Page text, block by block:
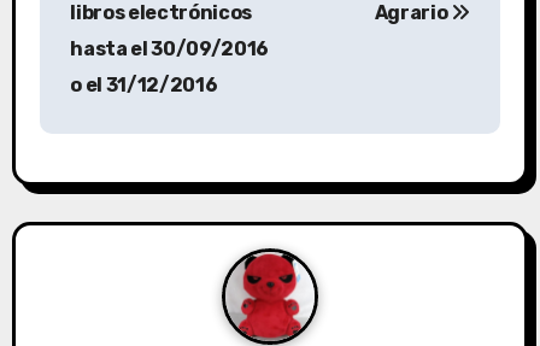
libros electrónicos
hasta el 30/09/2016
o el 31/12/2016
Agrario